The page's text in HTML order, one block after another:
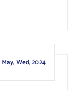
May, Wed, 2024